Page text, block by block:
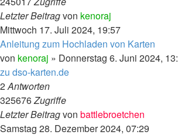
Letzter Beitragvon kenoraj
Mittwoch 17. Juli 2024, 19:57
Anleitung zum Hochladen von Karten
von kenoraj » Donnerstag 6. Juni 2024,
zu dso-karten.de
2Antworten
325676Zugriffe
Letzter Beitragvon battlebroetchen
Samstag 28. Dezember 2024, 07:29